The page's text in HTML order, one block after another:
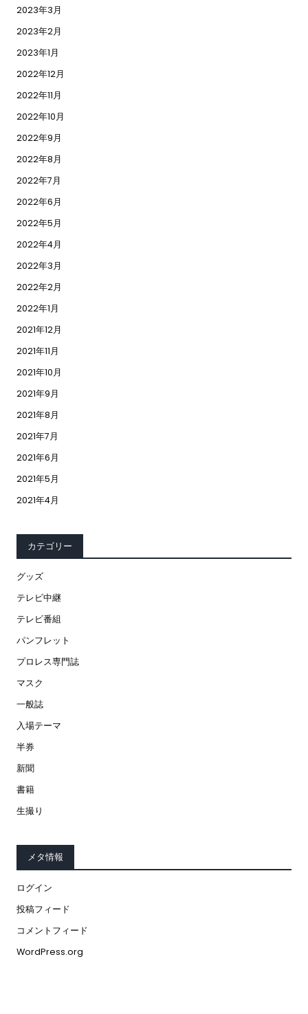
2023年3月
2023年2月
2023年1月
2022年12月
2022年11月
2022年10月
2022年9月
2022年8月
2022年7月
2022年6月
2022年5月
2022年4月
2022年3月
2022年2月
2022年1月
2021年12月
2021年11月
2021年10月
2021年9月
2021年8月
2021年7月
2021年6月
2021年5月
2021年4月
カテゴリー
グッズ
テレビ中継
テレビ番組
パンフレット
プロレス専門誌
マスク
一般誌
入場テーマ
半券
新聞
書籍
生撮り
メタ情報
ログイン
投稿フィード
コメントフィード
WordPress.org